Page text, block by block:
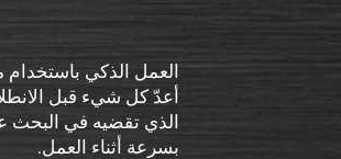
العمل الذكي باستخدام
أعدّ كل شيء قبل
الذي تقضيه في البحث
بسرعة أثناء العمل.